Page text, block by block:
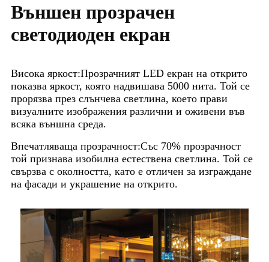
Външен прозрачен
светодиоден екран
Висока яркост:Прозрачният LED екран на открито
показва яркост, която надвишава 5000 нита. Той се
прорязва през слънчева светлина, което прави
визуалните изображения различни и оживени във
всяка външна среда.
Впечатляваща прозрачност:Със 70% прозрачност
той признава изобилна естествена светлина. Той се
свързва с околността, като е отличен за изграждане
на фасади и украшение на открито.